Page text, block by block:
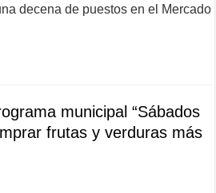
decena de puestos en el Mercado
municipal “Sábados
frutas y verduras más